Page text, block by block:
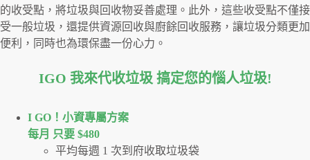
的收受點，將垃圾與回收物妥善處理。此外，這些收受點不僅接
受一般垃圾，還提供資源回收與廚餘回收服務，讓垃圾分類更加
便利，同時也為環保盡一份心力。
IGO 我來代收垃圾 搞定您的惱人垃圾!
I GO！⼩資專屬⽅案
每月 只要 $480
平均每週 1 次到府收取垃圾袋